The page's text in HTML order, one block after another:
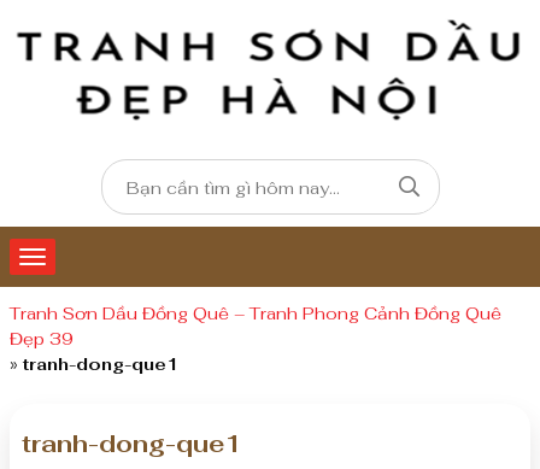
Tranh Sơn Dầu Đồng Quê – Tranh Phong Cảnh Đồng Quê
Đẹp 39
» tranh-dong-que1
tranh-dong-que1